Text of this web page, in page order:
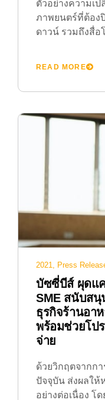
ตัวอย่างความเป
ภาพยนตร์ที่ต้อง
ดาวน์ รวมถึงสื่อ
READ MORE
2021, Press
บัซซี่บีส์ ผุดแค
SME สนับสนุ
ธุรกิจร้านอา
พร้อมช่วยโป
จ่าย
ด้วยวิกฤตจากก
ปัจจุบัน ส่งผลให้
อย่างต่อเนื่อง โ